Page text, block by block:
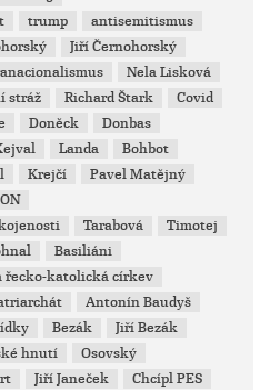
trump
antisemitismus
Jiří Černohorský
Nela Lisková
stráž Richard Štark
Covid
Doněck
Donbas
Landa
Bohbot
Krejčí
Pavel Matějný
Tarabová
Timotej
Basiliáni
řecko-katolická církev
Antonín Baudyš
Bezák
Jiří Bezák
hnutí
Osovský
Jiří Janeček
Chcípl PES